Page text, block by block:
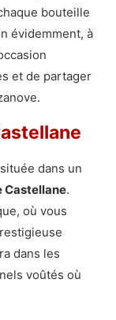
bouteille
évidemment, à
et de partager
dans un
Castellane.
où vous
dans les
voûtés où